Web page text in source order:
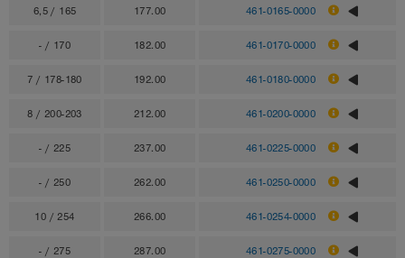
6,5 / 165 177.00 461-0165-0000
- / 170 182.00 461-0170-0000
7 / 178-180 192.00 461-0180-0000
8 / 200-203 212.00 461-0200-0000
- / 225 237.00 461-0225-0000
- / 250 262.00 461-0250-0000
10 / 254 266.00 461-0254-0000
- / 275 287.00 461-0275-0000